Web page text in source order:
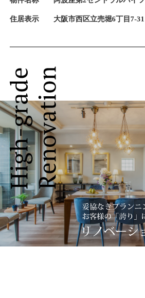
住居表示 大阪市西区立売堀6丁目7-31